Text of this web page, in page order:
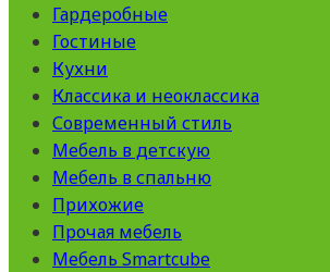
Гардеробные
Гостиные
Кухни
Классика и неоклассика
Современный стиль
Мебель в детскую
Мебель в спальню
Прихожие
Прочая мебель
Мебель Smartcube